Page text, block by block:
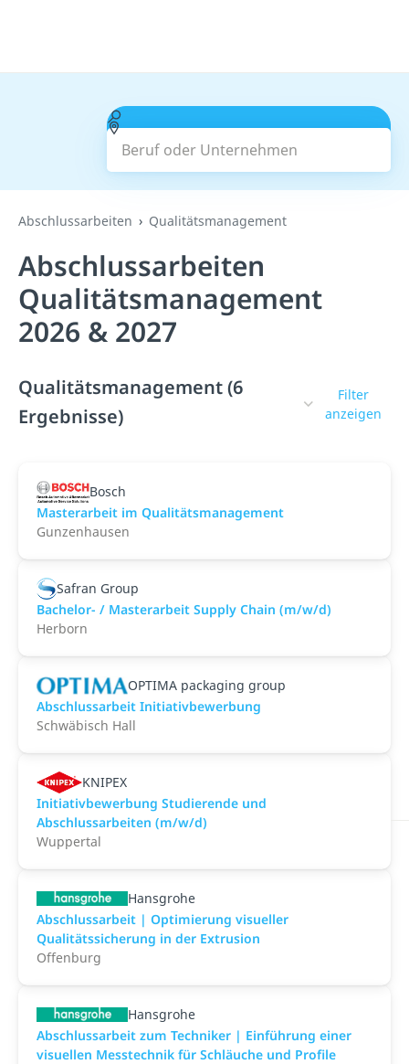
Beruf oder Unternehmen
Suchen
Abschlussarbeiten Qualitätsmanagement
Abschlussarbeiten
Qualitätsmanagement
2026 & 2027
Qualitätsmanagement (6
Ergebnisse)
Filter
anzeigen
Bosch
Masterarbeit im Qualitätsmanagement
Gunzenhausen
Safran Group
Bachelor- / Masterarbeit Supply Chain (m/w/d)
Herborn
OPTIMA packaging group
Abschlussarbeit Initiativbewerbung
Schwäbisch Hall
KNIPEX
Initiativbewerbung Studierende und
Abschlussarbeiten (m/w/d)
Wuppertal
Hansgrohe
Abschlussarbeit | Optimierung visueller
Qualitätssicherung in der Extrusion
Offenburg
Hansgrohe
Abschlussarbeit zum Techniker | Einführung einer
visuellen Messtechnik für Schläuche und Profile